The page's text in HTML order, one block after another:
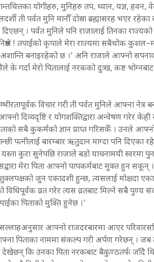
योगीहरु, मुनिहरु तप, ध्यान, यज्ञ,
ती पर्वत मुनि मानौँ दोस्रा ब्रह्मासरह भएर
। पर्वत मुनिले पनि राजालाई तिनका
! तपाईंको कृपाले मेरा राज्यमा सबैथोक
बनाइरहेको छ ।’ अनि राजाले आफ्नो
के गर्दा मेरो पितालाई नरकको दुःख, कष्ट
विचार गरी ती पर्वत मुनिले आफ्ना नेत्र
दिव्यदृष्टि र योगशक्तिद्वारा अन्वेषण गरेर
सबै कुकर्मको ज्ञान प्राप्त गरिसकेँ । उनले
पत्नीलाई बारम्बार ऋतुदान माग्दा पनि
कुरा सुनेपछि राजाले बडो याचनामयी स्वरमा
मेरा पिता आफ्नो पापकर्मबाट मुक्त हुन सकून्
जुन एकादशी हुन्छ, त्यसलाई मोक्षदा
व्रत गरेर त्यस व्रतबाट मिल्ने सबै पुण्य
पिताको मुक्ति हुनेछ ।’
सल्लाहअनुसार आफ्नो राजदरबारमा आएर
पिताका नाममा संकल्प गरी अर्पण गरेछन् । जब
देखेछन् कि उनका पिता नरकबाट बैकुण्ठतर्फ जाँदै